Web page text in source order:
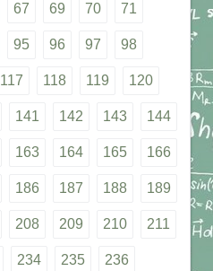
67 69 70 71
95 96 97 98
117 118 119 120
141 142 143 144
163 164 165 166
186 187 188 189
208 209 210 211
234 235 236